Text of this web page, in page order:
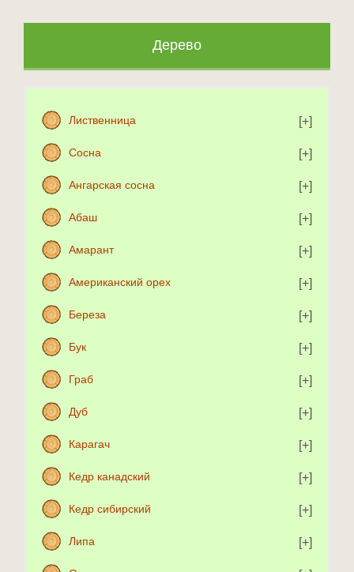
Дерево
Лиственница
Сосна
Ангарская сосна
Абаш
Амарант
Американский орех
Береза
Бук
Граб
Дуб
Карагач
Кедр канадский
Кедр сибирский
Липа